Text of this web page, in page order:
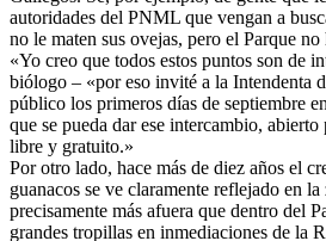
autoridades del PNML que vengan a
no le maten sus ovejas, pero el Parque
«Yo creo que todos estos puntos son de
biólogo – «por eso invité a la Intendenta
público los primeros días de septiembre
que se pueda dar ese intercambio,
libre y gratuito.»
Por otro lado, hace más de diez años el
guanacos se ve claramente reflejado en
precisamente más afuera que dentro del
grandes tropillas en inmediaciones de la